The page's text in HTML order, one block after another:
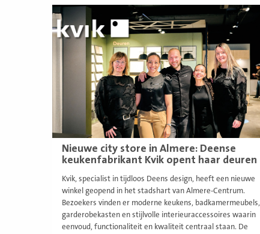
Nieuwe city store in Almere: Deense
keukenfabrikant Kvik opent haar deuren
Kvik, specialist in tijdloos Deens design, heeft een nieuwe
winkel geopend in het stadshart van Almere-Centrum.
Bezoekers vinden er moderne keukens, badkamermeubels,
garderobekasten en stijlvolle interieuraccessoires waarin
eenvoud, functionaliteit en kwaliteit centraal staan. De
Lees
meer